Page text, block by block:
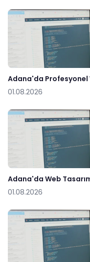
Adana'da Profesyonel
01.08.2026
Adana'da Web
01.08.2026